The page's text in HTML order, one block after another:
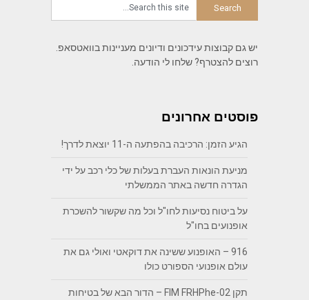
יש גם קבוצות עידכונים ודיונים מעניינות בוואטסאפ.
רוצים להצטרף? שלחו לי הודעה.
פוסטים אחרונים
הגיע הזמן: הרכיבה בהפתעה ה-11 יוצאת לדרך!
מניעת הונאות העברת בעלות של כלי רכב על ידי
הגדרה חדשה באתר הממשלתי
על ביטוח נסיעות לחו"ל וכל מה שקשור להשכרת
אופנועים בחו"ל
916 – האופנוע ששינה את דוקאטי ואולי גם את
עולם אופנועי הספורט כולו
תקן FIM FRHPhe-02 – הדור הבא של בטיחות